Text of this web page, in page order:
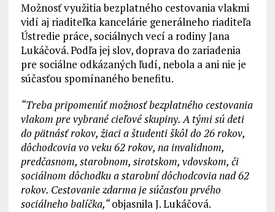
Možnosť využitia bezplatného cestovania vlakmi
vidí aj riaditeľka kancelárie generálneho riaditeľa
Ústredie práce, sociálnych vecí a rodiny Jana
Lukáčová. Podľa jej slov, doprava do zariadenia
pre sociálne odkázaných ľudí, nebola a ani nie je
súčasťou spomínaného benefitu.
“Treba pripomenúť možnosť bezplatného cestovania
vlakom pre vybrané cieľové skupiny. A tými sú deti
do pätnásť rokov, žiaci a študenti škôl do 26 rokov,
dôchodcovia vo veku 62 rokov, na invalidnom,
predčasnom, starobnom, sirotskom, vdovskom, či
sociálnom dôchodku a starobní dôchodcovia nad 62
rokov. Cestovanie zdarma je súčasťou prvého
sociálneho balíčka,“objasnila J. Lukáčová.